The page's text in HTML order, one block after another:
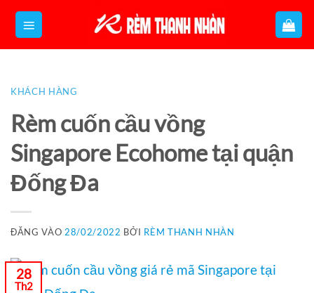
qua
dung
KHÁCH HÀNG
Rèm cuốn cầu vồng
Singapore Ecohome tại quận
Đống Đa
ĐĂNG VÀO28/02/2022 BỞI RÈM THANH NHÀN
28
Th2